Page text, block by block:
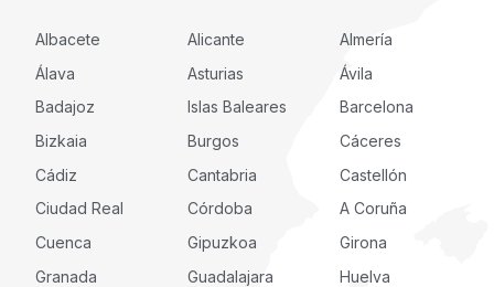
Albacete Alicante
Almería
Álava
Asturias
Ávila
Badajoz
Islas Baleares
Barcelona
Bizkaia
Burgos
Cáceres
Cádiz
Cantabria
Castellón
Ciudad Real
Córdoba
A Coruña
Cuenca
Gipuzkoa
Girona
Granada
Guadalajara
Huelva